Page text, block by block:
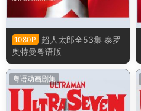
1080P
超人太郎全53集 泰罗
奥特曼粤语版
粤语动画剧集